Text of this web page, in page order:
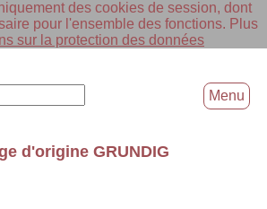
des cookies de session, dont
pour l'ensemble des fonctions. Plus
sur la protection des données
d'origine GRUNDIG
Menu